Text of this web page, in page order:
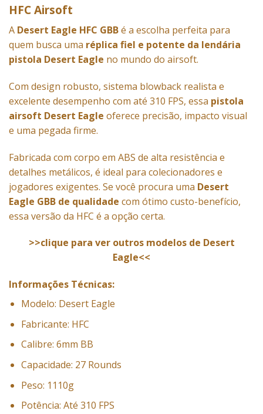
HFC Airsoft
A Desert Eagle HFC GBBé a escolha perfeita para
quem busca uma réplica fiel e potente da lendária
pistola Desert Eagle no mundo do airsoft.
Com design robusto, sistema blowback realista e
excelente desempenho com até 310 FPS, essa pistola
airsoft Desert Eagle oferece precisão, impacto visual
e uma pegada firme.
Fabricada com corpo em ABS de alta resistência e
detalhes metálicos, é ideal para colecionadores e
jogadores exigentes. Se você procura uma Desert
Eagle GBB de qualidade com ótimo custo-benefício,
essa versão da HFC é a opção certa.
>>clique para ver outros modelos de Desert
Eagle<<
Informações Técnicas:
Modelo: Desert Eagle
Fabricante: HFC
Calibre: 6mm BB
Capacidade: 27 Rounds
Peso: 1110g
Potência: Até 310 FPS